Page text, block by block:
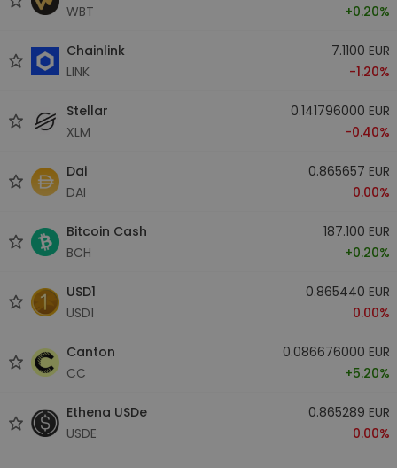
WBT
+0.20%
Chainlink
LINK
7.1100 EUR
-1.20%
Stellar
XLM
0.141796000 EUR
-0.40%
Dai
DAI
0.865657 EUR
0.00%
Bitcoin Cash
BCH
187.100 EUR
+0.20%
USD1
USD1
0.865440 EUR
0.00%
Canton
CC
0.086676000 EUR
+5.20%
Ethena USDe
USDE
0.865289 EUR
0.00%